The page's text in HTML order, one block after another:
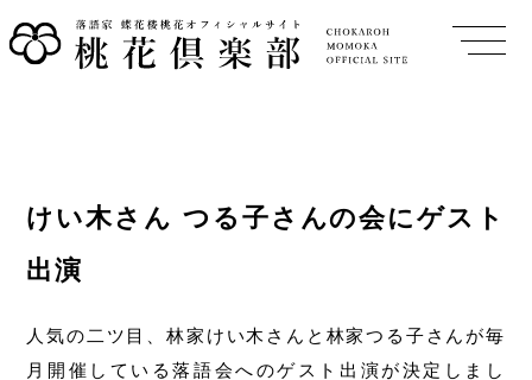
けい木さん つる子さんの会にゲスト
出演
人気の二ツ目、林家けい木さんと林家つる子さんが毎
月開催している落語会へのゲスト出演が決定しまし